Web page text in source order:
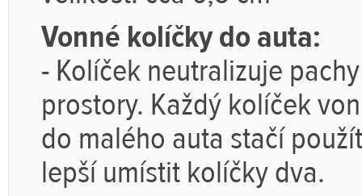
Vonné kolíčky do auta:
- Kolíček neutralizuje
prostory. Každý kolíček
do malého auta stačí
lepší umístit kolíčky dva.